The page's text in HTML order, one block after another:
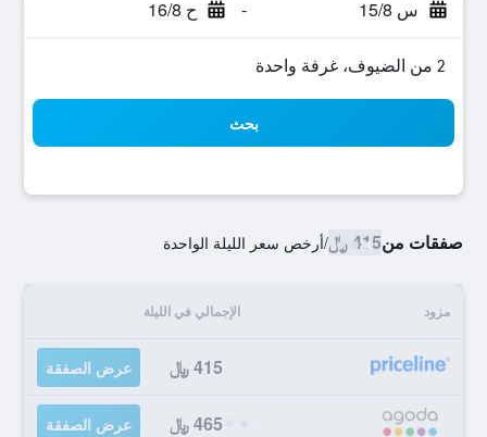
س 15/8 - ح 16/8
2 من الضيوف، غرفة واحدة
بحث
صفقات من415 ﷼ /أرخص سعر الليلة الواحدة
مزود الإجمالي في الليلة
415 ﷼ عرض الصفقة
465 ﷼ عرض الصفقة